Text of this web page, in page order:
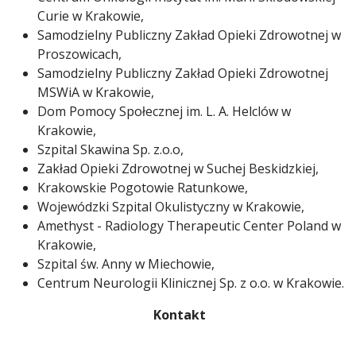
Curie w Krakowie,
Samodzielny Publiczny Zakład Opieki Zdrowotnej w
Proszowicach,
Samodzielny Publiczny Zakład Opieki Zdrowotnej
MSWiA w Krakowie,
Dom Pomocy Społecznej im. L. A. Helclów w
Krakowie,
Szpital Skawina Sp. z.o.o,
Zakład Opieki Zdrowotnej w Suchej Beskidzkiej,
Krakowskie Pogotowie Ratunkowe,
Wojewódzki Szpital Okulistyczny w Krakowie,
Amethyst - Radiology Therapeutic Center Poland w
Krakowie,
Szpital św. Anny w Miechowie,
Centrum Neurologii Klinicznej Sp. z o.o. w Krakowie.
Kontakt